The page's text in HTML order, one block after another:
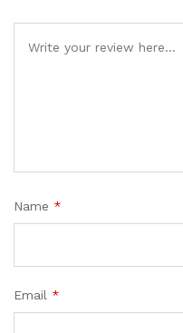
Name *
Email *